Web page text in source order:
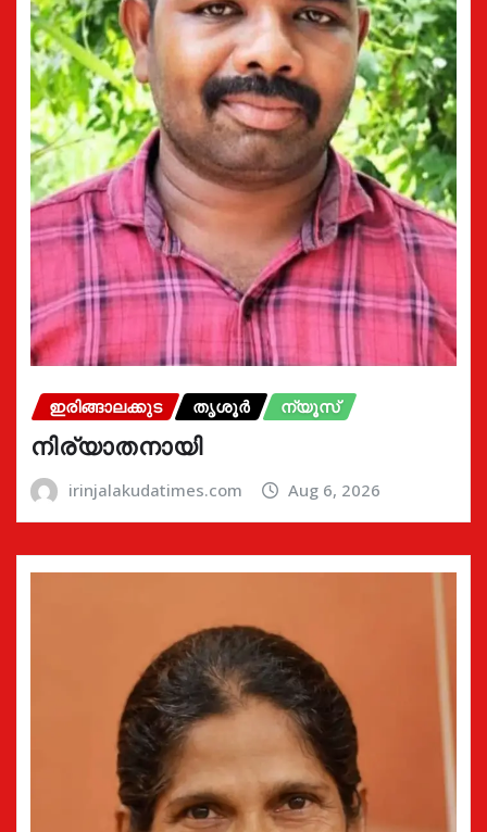
ഇരിങ്ങാലക്കുട തൃശൂർ ന്യൂസ്
നിര്യാതനായി
irinjalakudatimes.com Aug 6, 2026